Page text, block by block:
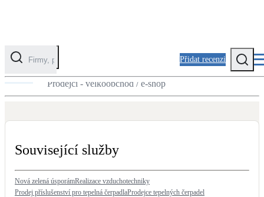
Přidat recenzi
Fotovoltaika
Tepelná čerpadla
Klimatizace pro vytápění
Prodej zásobníků vody
Prodejci - velkoobchod / e-shop
Související služby
Nová zelená úsporámRealizace vzduchotechniky
Prodej příslušenství pro tepelná čerpadlaProdejce tepelných čerpadel